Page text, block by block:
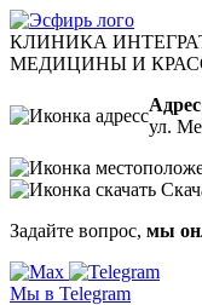
КЛИНИКА
МЕДИЦИНЫ И
ул.
Задайте вопрос, мы
Мы в Telegram